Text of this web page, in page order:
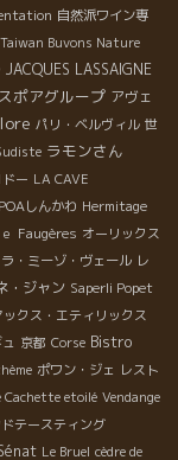
自然派ワイン専
Taiwan Buvons Nature
JACQUES LASSAIGNE
ポアグループ アヴェ
パリ・ベルヴィル 世
ラモンさん
ー LA CAVE
しんかわ Hermitage
Faugères オーリックス
ラ・ミーゾ・ヴェール レ
・ジャン Saperli Popet
ックス・エティリックス
京都 Corse Bistro
ポワン・ジェ レスト
Cachette etoilé Vendange
テースティング
Le Bruel cèdre de